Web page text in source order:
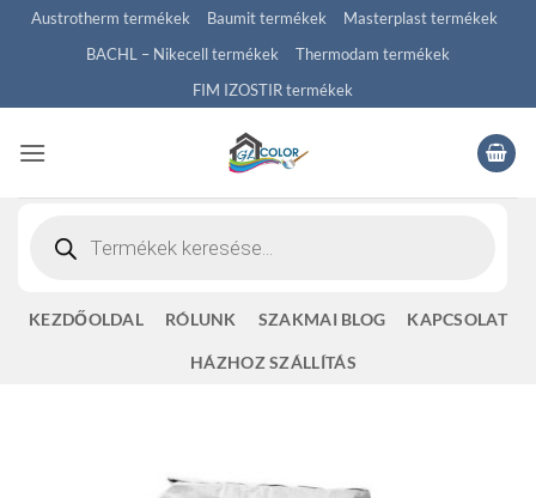
SkipAustrotherm termékek Baumit termékek
Masterplast termékek
BACHL – Nikecell termékek
Thermodam termékek
FIM IZOSTIR termékek
search
KEZDŐOLDAL RÓLUNK SZAKMAI BLOG KAPCSOLAT
HÁZHOZ SZÁLLÍTÁS